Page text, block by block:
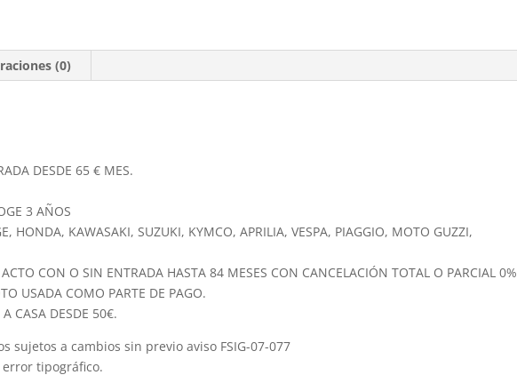
(0)
DESDE 65 € MES.
3 AÑOS
HONDA, KAWASAKI, SUZUKI, KYMCO, APRILIA, VESPA, PIAGGIO, MOTO GUZZI,
CON O SIN ENTRADA HASTA 84 MESES CON CANCELACIÓN TOTAL O PARCIAL 0%
USADA COMO PARTE DE PAGO.
CASA DESDE 50€.
sujetos a cambios sin previo aviso FSIG-07-077
tipográfico.